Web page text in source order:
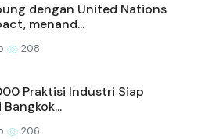
dengan United Nations
menand...
208
Praktisi Industri Siap
206